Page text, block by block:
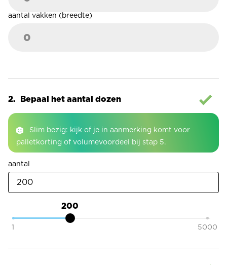
aantal vakken (breedte)
Bepaal het aantal dozen
Slim bezig: kijk of je in aanmerking komt voor
palletkorting of volumevoordeel bij stap 5.
aantal
1
200
5000